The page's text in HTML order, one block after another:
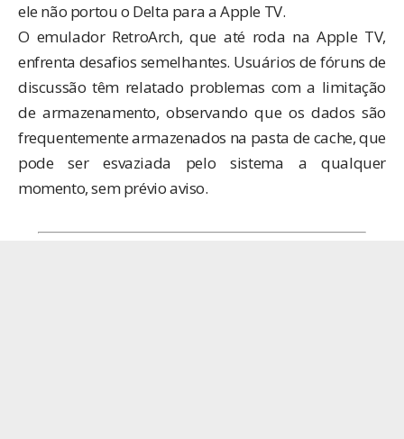
ele não portou o Delta para a Apple TV.
O emulador RetroArch, que até roda na Apple TV,
enfrenta desafios semelhantes. Usuários de fóruns de
discussão têm relatado problemas com a limitação
de armazenamento, observando que os dados são
frequentemente armazenados na pasta de cache, que
pode ser esvaziada pelo sistema a qualquer
momento, sem prévio aviso.